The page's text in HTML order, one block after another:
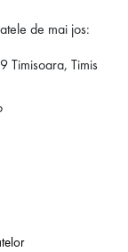
de mai jos:
Timisoara, Timis